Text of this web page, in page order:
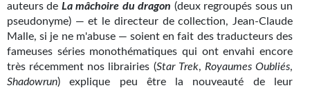
Livres audio
Gratuit
Sans DRM
auteurs de La mâchoire du dragon (deux regroupés sous un
pseudonyme) — et le directeur de collection, Jean-Claude
Malle, si je ne m'abuse — soient en fait des traducteurs des
fameuses séries monothématiques qui ont envahi encore
très récemment nos librairies (Star Trek, Royaumes Oubliés,
Shadowrun) explique peu être la nouveauté de leur